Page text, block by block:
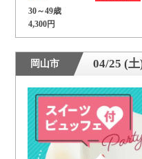
30～49歳
4,300円
岡山市 04/25 (